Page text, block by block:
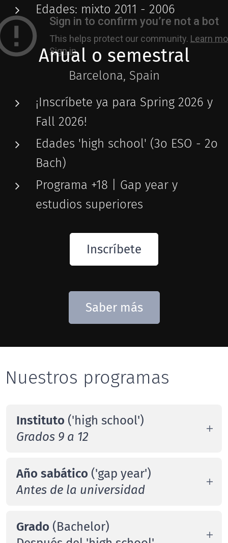
Edades: mixto 2011 - 2006
Anual o semestral
Barcelona, Spain
¡Inscríbete ya para Spring 2026 y
Fall 2026!
Edades 'high school' (3o ESO - 2o
Bach)
Programa +18 | Gap year y
estudios superiores
Inscríbete
Saber más
Nuestros programas
Instituto ('high school')
Grados 9 a 12
Anual o semestral
Programa deportivo: Academy +
High school (AESA Prep escuela
americana)
Año sabático ('gap year')
Antes de la universidad
Anual o semestral
Grado (Bachelor)